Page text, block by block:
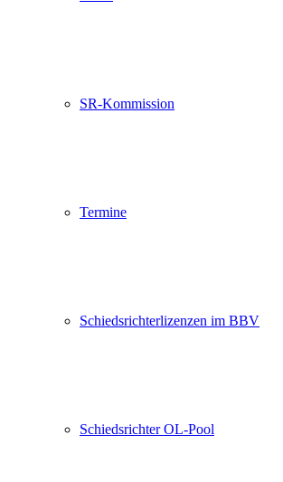
SR-Kommission
Termine
Schiedsrichterlizenzen im BBV
Schiedsrichter OL-Pool